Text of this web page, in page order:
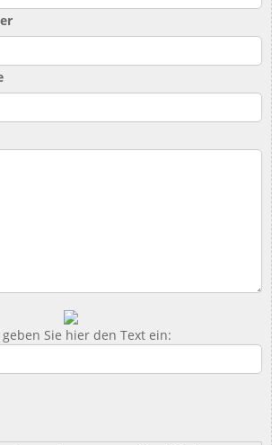
Sie hier den Text ein: